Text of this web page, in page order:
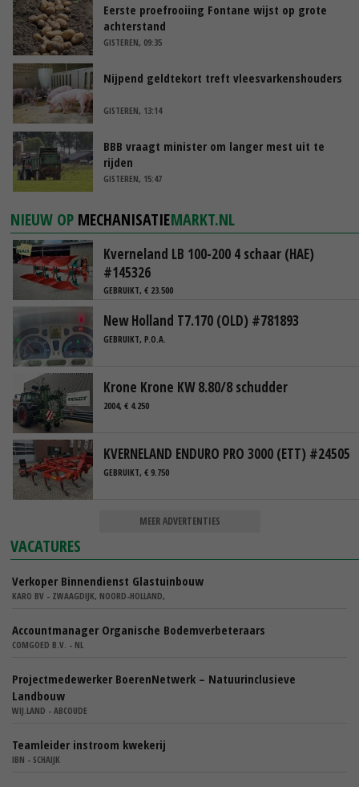
Eerste proefrooiing Fontane wijst op grote
achterstand
GISTEREN, 09:35
Nijpend geldtekort treft vleesvarkenshouders
GISTEREN, 13:14
BBB vraagt minister om langer mest uit te
rijden
GISTEREN, 15:47
NIEUW OP MECHANISATIEMARKT.NL
Kverneland LB 100-200 4 schaar (HAE)
#145326
GEBRUIKT, € 23.500
New Holland T7.170 (OLD) #781893
GEBRUIKT, P.O.A.
Krone Krone KW 8.80/8 schudder
2004, € 4.250
KVERNELAND ENDURO PRO 3000 (ETT) #24505
GEBRUIKT, € 9.750
MEER ADVERTENTIES
VACATURES
Verkoper Binnendienst Glastuinbouw
KARO BV - ZWAAGDIJK, NOORD-HOLLAND,
Accountmanager Organische Bodemverbeteraars
COMGOED B.V. - NL
Projectmedewerker BoerenNetwerk – Natuurinclusieve
Landbouw
WIJ.LAND - ABCOUDE
Teamleider instroom kwekerij
IBN - SCHAIJK